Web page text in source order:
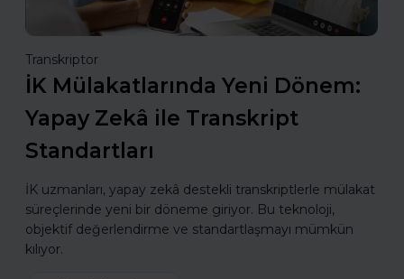
Transkriptor
İK Mülakatlarında Yeni Dönem:
Yapay Zekâ ile Transkript
Standartları
İK uzmanları, yapay zekâ destekli transkriptlerle mülakat
süreçlerinde yeni bir döneme giriyor. Bu teknoloji,
objektif değerlendirme ve standartlaşmayı mümkün
kılıyor.